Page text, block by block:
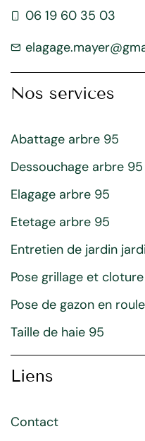
06 19 60 35 03
Nos services
Abattage arbre 95
Dessouchage arbre 95
Elagage arbre 95
Etetage arbre 95
Entretien de jardin
Pose grillage et
Pose de gazon en
Taille de haie 95
Liens
Contact